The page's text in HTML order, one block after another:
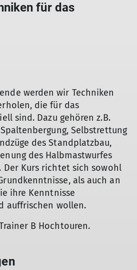
für das
werden wir Techniken
die für das
sind. Dazu gehören z.B.
Selbstrettung
des Standplatzbau,
des Halbmastwurfes
Der Kurs richtet sich sowohl
als auch an
ihre Kenntnisse
auffrischen wollen.
B Hochtouren.